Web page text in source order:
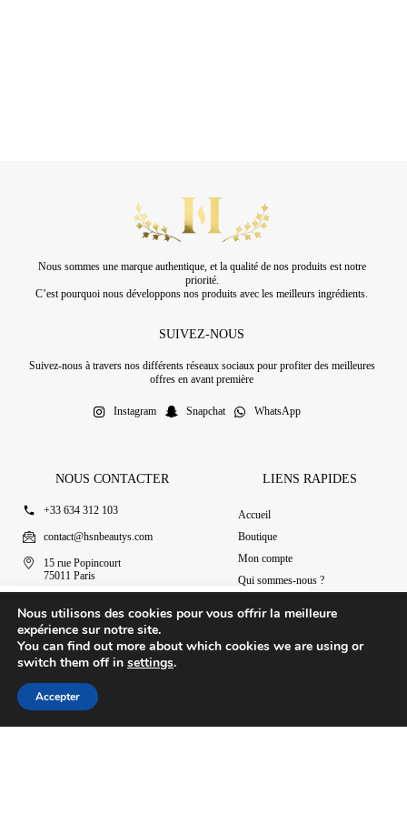
Nous sommes une marque authentique, et la qualité de nos produits est notre
priorité.
C’est pourquoi nous développons nos produits avec les meilleurs ingrédients.
SUIVEZ-NOUS
Suivez-nous à travers nos différents réseaux sociaux pour profiter des meilleures
offres en avant première
Instagram Snapchat WhatsApp
NOUS CONTACTER
+33 634 312 103
contact@hsnbeautys.com
15 rue Popincourt
75011 Paris
LIENS RAPIDES
Accueil
Boutique
Mon compte
Qui sommes-nous ?
Nous utilisons des cookies pour vous offrir la meilleure
expérience sur notre site.
You can find out more about which cookies we are using or
switch them off in settings.
Accepter
Coffret Yara Tous – Lattafa
49.90€
Ajouter au panier
Accueil